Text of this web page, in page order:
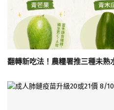
翻轉新吃法！農糧署推三種未熟